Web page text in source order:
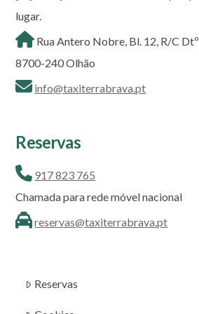
lugar.
Rua Antero Nobre, Bl. 12, R/C Dtº
8700-240 Olhão
info@taxiterrabrava.pt
Reservas
917 823 765
Chamada para rede móvel nacional
reservas@taxiterrabrava.pt
Reservas